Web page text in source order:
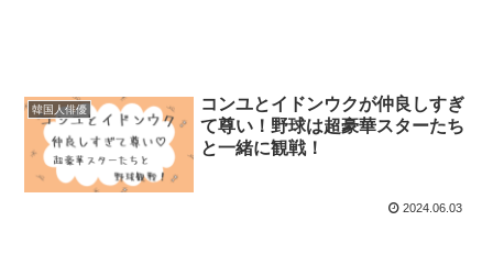
韓国人俳優
コンユとイドンウクが仲良しすぎ
て尊い！野球は超豪華スターたち
と一緒に観戦！
2024.06.03